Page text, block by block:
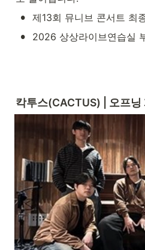
• 제13회 뮤니브 콘서트 최
• 2026 상상라이브연습실
칵투스(CACTUS) | 오프닝